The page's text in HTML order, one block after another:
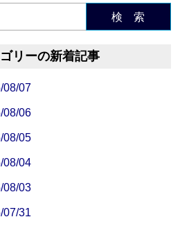
検 索
リーの新着記事
07
06
05
04
03
31